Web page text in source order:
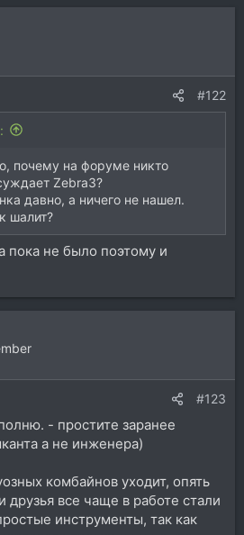
#122
почему на форуме никто
Zebra3?
давно, а ничего не нашел.
шалит?
пока не было поэтому и
#123
- простите заранее
а не инженера)
комбайнов уходит, опять
все чаще в работе стали
инструменты, так как